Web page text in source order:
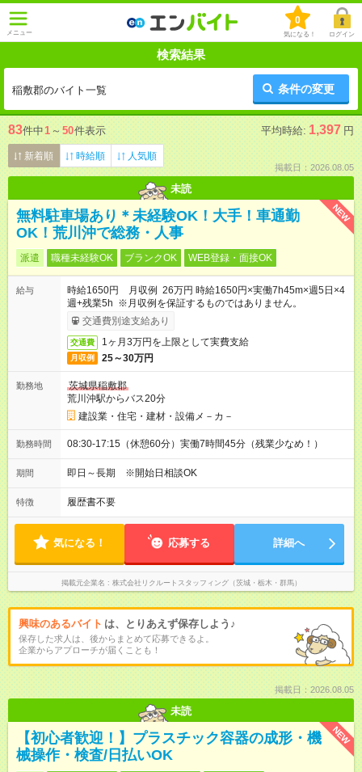
メニュー
0
気になる！ ログイン
検索結果
稲敷郡のバイト一覧 条件の変更
83件中1 ～ 50件表示 平均時給: 1,397 円
新着順 時給順 人気順
掲載日：2026.08.05
未読
NEW
無料駐車場あり＊未経験OK！大手！車通勤
OK！荒川沖で総務・人事
派遣 職種未経験OK ブランクOK WEB登録・面接OK
給与
時給1650円 月収例 26万円 時給1650円×実働7h45m×週5日×4
週+残業5h ※月収例を保証するものではありません。
交通費別途支給あり
交通費 1ヶ月3万円を上限として実費支給
月収例 25～30万円
勤務地
茨城県稲敷郡
荒川沖駅からバス20分
建設業・住宅・建材・設備メ－カ－
勤務時間 08:30-17:15（休憩60分）実働7時間45分（残業少なめ！）
期間 即日～長期 ※開始日相談OK
特徴 履歴書不要
気になる！ 応募する 詳細へ
掲載元企業名 株式会社リクルートスタッフィング（茨城・栃木・群馬）
興味のあるバイト は、とりあえず保存しよう♪
保存した求人は、後からまとめて応募できるよ。
企業からアプローチが届くことも！
掲載日：2026.08.05
未読
NEW
【初心者歓迎！】プラスチック容器の成形・機
械操作・検査/日払いOK